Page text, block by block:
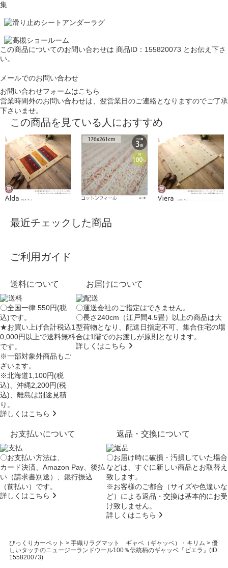
この商品についてのお問い合わせは 商品ID：155820073 とお伝え下さ
い。
メールでのお問い合わせ
お問い合わせフォームはこちら
営業時間外のお問い合わせは、翌営業日のご連絡となりますのでご了承
下さいませ。
この商品を見ている人におすすめ
最近チェックした商品
ご利用ガイド
送料について
〇全国一律 550円(税
込)です。
★お買い上げ合計税込1
0,000円以上で送料無料
です。
※一部対象外商品もご
ざいます。
※北海道1,100円(税
込)、沖縄2,200円(税
込)、離島は別途見積
り。
詳しくはこちら
お届けについて
〇運送会社のご指定はできません。
〇長さ240cm（江戸間4.5畳）以上の商品は大
型荷物となり、配送日指定不可、集合住宅の場
合は1階でのお渡しが原則となります。
詳しくはこちら
お支払いについて
〇お支払い方法は、
カード決済、Amazon Pay、後払
い（請求書別送）、銀行振込
（前払い）です。
詳しくはこちら
返品・交換について
〇お届け時に破損・汚損していた場合
などは、すぐに新しい商品とお取替え
致します。
※お客様のご都合（サイズや色違いな
ど）による返品・交換は基本的にお受
け致しません。
詳しくはこちら
びっくりカーペット > 手織りラグマット ギャベ（ギャッベ）・キリム > 優
しいタッチのニュージーランドウール100％伝統柄のギャッベ『ビエラ』(ID:
155820073)